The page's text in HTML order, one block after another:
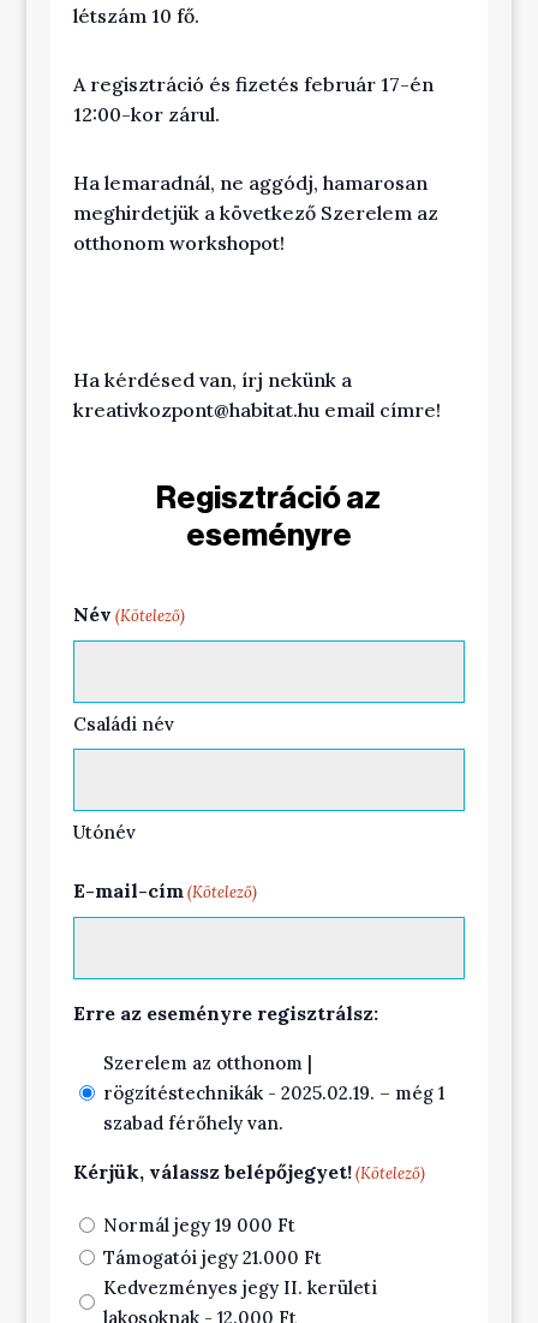
létszám 10 fő.
A regisztráció és fizetés február 17-én
12:00-kor zárul.
Ha lemaradnál, ne aggódj, hamarosan
meghirdetjük a következő Szerelem az
otthonom workshopot!
Ha kérdésed van, írj nekünk a
kreativkozpont@habitat.huemail címre!
Regisztráció az
eseményre
Név (Kötelező)
Családi név
Utónév
E-mail-cím (Kötelező)
Erre az eseményre regisztrálsz:
Szerelem az otthonom |
rögzítéstechnikák - 2025.02.19. – még 1
szabad férőhely van.
Kérjük, válassz belépőjegyet! (Kötelező)
Normál jegy 19 000 Ft
Támogatói jegy 21.000 Ft
Kedvezményes jegy II. kerületi
lakosoknak - 12.000 Ft